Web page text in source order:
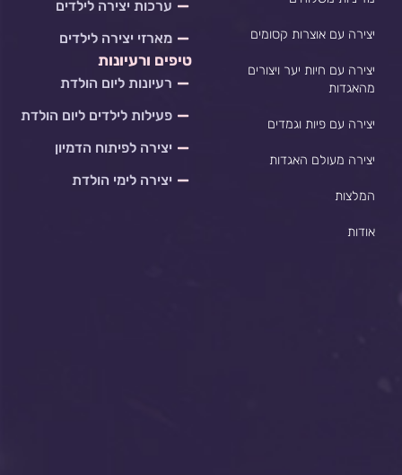
יצירה עם אוצרות קסומים
יצירה עם חיות יער ויצורים
מהאגדות
יצירה עם פיות וגמדים
יצירה מעולם האגדות
המלצות
אודות
ערכות יצירה לילדים
מארזי יצירה לילדים
טיפים ורעיונות
רעיונות ליום הולדת
פעילות לילדים ליום הולדת
יצירה לפיתוח הדמיון
יצירה לימי הולדת